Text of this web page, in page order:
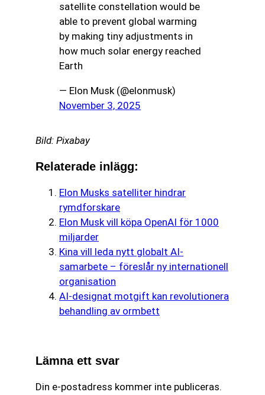
satellite constellation would be
able to prevent global warming
by making tiny adjustments in
how much solar energy reached
Earth
— Elon Musk (@elonmusk)
November 3, 2025
Bild: Pixabay
Relaterade inlägg:
Elon Musks satelliter hindrar
rymdforskare
Elon Musk vill köpa OpenAI för 1000
miljarder
Kina vill leda nytt globalt AI-
samarbete – föreslår ny internationell
organisation
AI-designat motgift kan revolutionera
behandling av ormbett
Lämna ett svar
Din e-postadress kommer inte publiceras.